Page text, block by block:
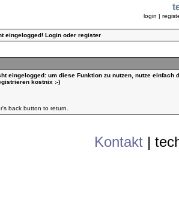
login |
eingelogged! Loginoder register
eingelogged: um diese Funktion zu nutzen, nutze
kostnix :-)
back button to return.
Kontakt |